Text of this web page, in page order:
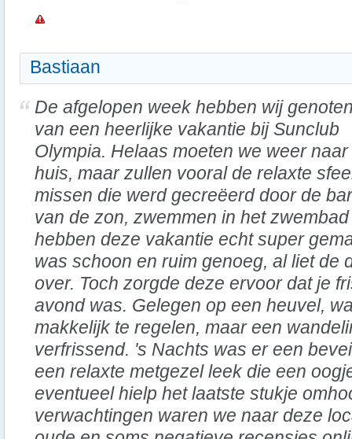
Bastiaan
De afgelopen week hebben wij
van een heerlijke vakantie bij Sunclub
Olympia. Helaas moeten we weer naar
huis, maar zullen vooral de relaxte
missen die werd gecreëerd door de
van de zon, zwemmen in het
hebben deze vakantie echt super
was schoon en ruim genoeg, al liet de
over. Toch zorgde deze ervoor dat je
avond was. Gelegen op een heuvel,
makkelijk te regelen, maar een
verfrissend. 's Nachts was er een
een relaxte metgezel leek die een
eventueel hielp het laatste stukje
verwachtingen waren we naar deze